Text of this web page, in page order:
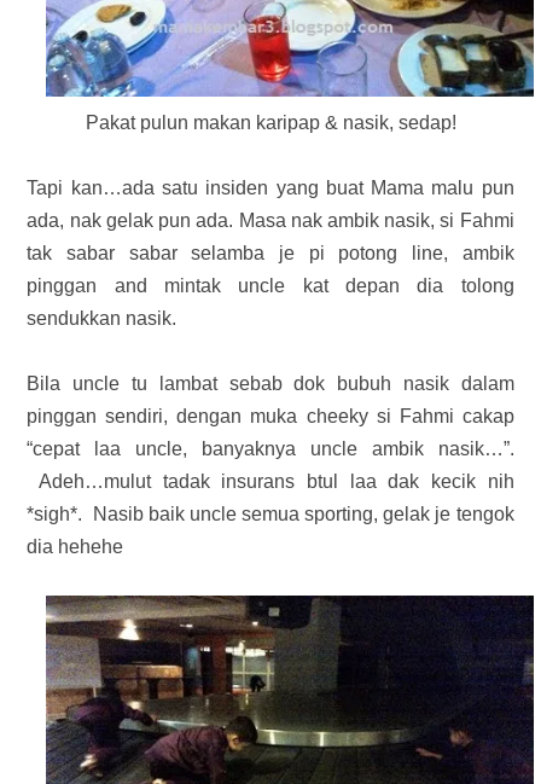
Pakat pulun makan karipap & nasik, sedap!
Tapi kan…ada satu insiden yang buat Mama malu pun
ada, nak gelak pun ada. Masa nak ambik nasik, si Fahmi
tak sabar sabar selamba je pi potong line, ambik
pinggan and mintak uncle kat depan dia tolong
sendukkan nasik.
Bila uncle tu lambat sebab dok bubuh nasik dalam
pinggan sendiri, dengan muka cheeky si Fahmi cakap
“cepat laa uncle, banyaknya uncle ambik nasik…”.
Adeh…mulut tadak insurans btul laa dak kecik nih
*sigh*. Nasib baik uncle semua sporting, gelak je tengok
dia hehehe